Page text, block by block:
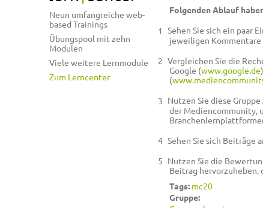
Neun umfangreiche web-
based Trainings
Übungspool mit zehn
Modulen
Viele weitere Lernmodule
Zum Lerncenter
Folgenden Ablauf
Sehen Sie sich ein paar
jeweiligen Kommentare
Vergleichen Sie die
Google (www.google.de
(
Nutzen Sie diese
der Mediencommunity,
Sehen Sie sich Beiträge
Nutzen Sie die
Beitrag hervorzuheben,
Tags: mc20
Gruppe: